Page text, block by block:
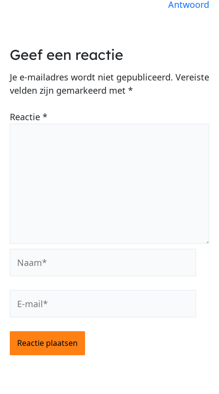
Antwoord
Geef een reactie
Je e-mailadres wordt niet gepubliceerd. Vereiste
velden zijn gemarkeerd met *
Reactie *
mail*